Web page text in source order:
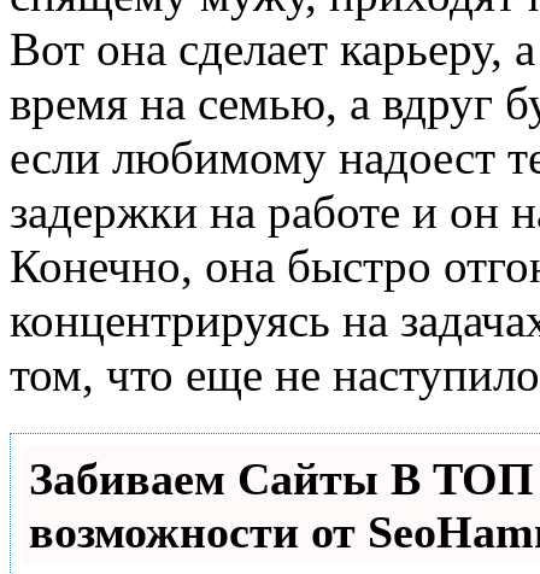
Вот она сделает карьеру,
время на семью, а вдруг
если любимому надоест
задержки на работе и он
Конечно, она быстро
концентрируясь на
том, что еще не
Забиваем Сайты В
возможности от